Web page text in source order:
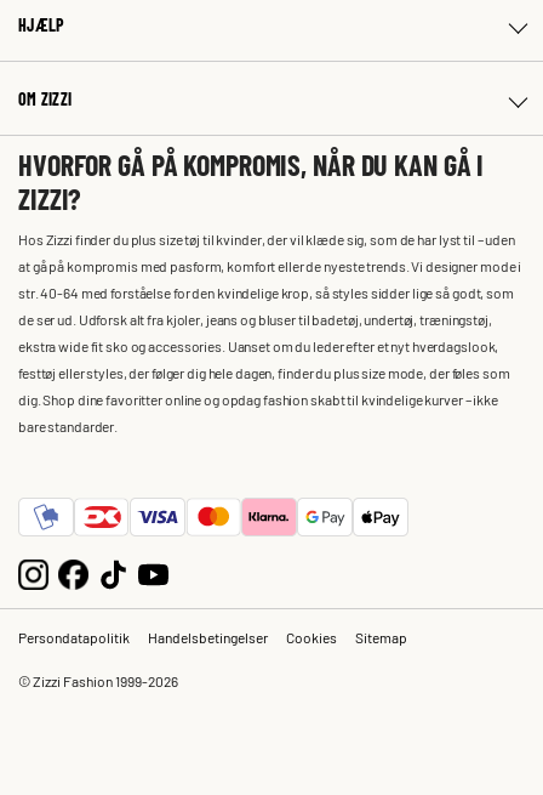
HJÆLP
OM ZIZZI
HVORFOR GÅ PÅ KOMPROMIS, NÅR DU KAN GÅ I
ZIZZI?
Hos Zizzi finder du plus size tøj til kvinder, der vil klæde sig, som de har lyst til – uden
at gå på kompromis med pasform, komfort eller de nyeste trends. Vi designer mode i
str. 40-64 med forståelse for den kvindelige krop, så styles sidder lige så godt, som
de ser ud. Udforsk alt fra kjoler, jeans og bluser til badetøj, undertøj, træningstøj,
ekstra wide fit sko og accessories. Uanset om du leder efter et nyt hverdagslook,
festtøj eller styles, der følger dig hele dagen, finder du plus size mode, der føles som
dig. Shop dine favoritter online og opdag fashion skabt til kvindelige kurver – ikke
bare standarder.
Persondatapolitik Handelsbetingelser Cookies Sitemap
© Zizzi Fashion 1999-2026